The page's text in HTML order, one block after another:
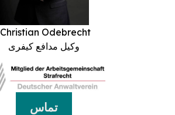
Christian Odebrecht
وکیل مدافع کیفری
تماس